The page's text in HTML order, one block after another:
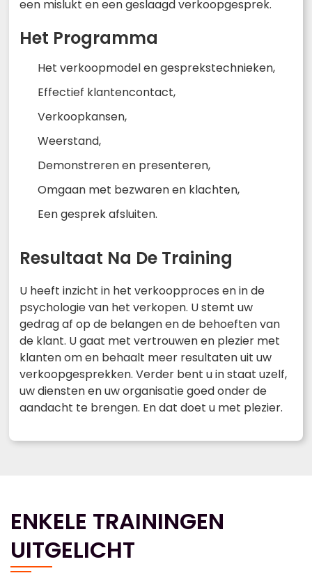
een mislukt en een geslaagd verkoopgesprek.
Het Programma
Het verkoopmodel en gesprekstechnieken,
Effectief klantencontact,
Verkoopkansen,
Weerstand,
Demonstreren en presenteren,
Omgaan met bezwaren en klachten,
Een gesprek afsluiten.
Resultaat Na De Training
U heeft inzicht in het verkoopproces en in de
psychologie van het verkopen. U stemt uw
gedrag af op de belangen en de behoeften van
de klant. U gaat met vertrouwen en plezier met
klanten om en behaalt meer resultaten uit uw
verkoopgesprekken. Verder bent u in staat uzelf,
uw diensten en uw organisatie goed onder de
aandacht te brengen. En dat doet u met plezier.
ENKELE TRAININGEN
UITGELICHT